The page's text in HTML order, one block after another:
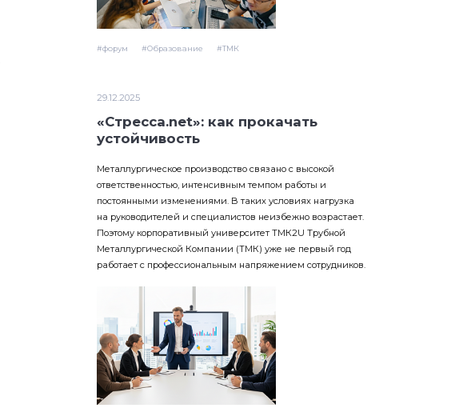
#форум #Образование #ТМК
29.12.2025
«Стресса.net»: как прокачать
устойчивость
Металлургическое производство связано с высокой
ответственностью, интенсивным темпом работы и
постоянными изменениями. В таких условиях нагрузка
на руководителей и специалистов неизбежно возрастает.
Поэтому корпоративный университет ТМК2U Трубной
Металлургической Компании (ТМК) уже не первый год
работает с профессиональным напряжением сотрудников.